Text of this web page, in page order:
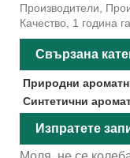
Производители,
Качество, 1 година
Свързана
Природни
Синтетични
Изпратете